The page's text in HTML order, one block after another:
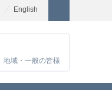
English
地域・一般の皆様